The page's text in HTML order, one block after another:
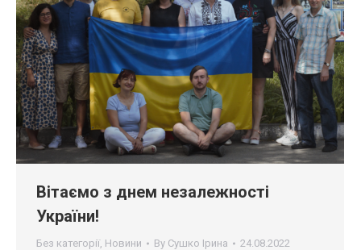
Вітаємо з днем незалежності
України!
Без категорії, Новини By Сушко Ірина 24.08.2022